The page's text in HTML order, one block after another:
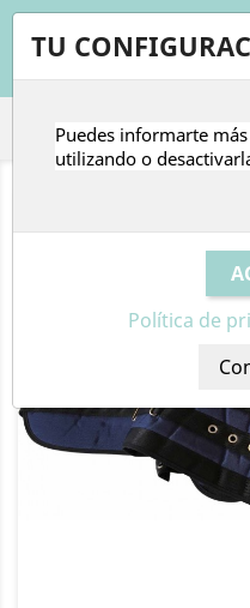

TU
Puedes informarte
utilizando o
Política de